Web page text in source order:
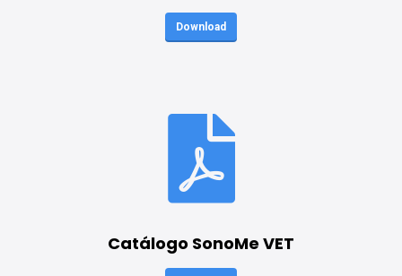
Download
Catálogo SonoMe VET